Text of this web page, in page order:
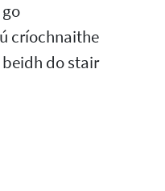
críochnaithe
do stair